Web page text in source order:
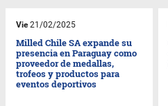
Vie21/02/2025
Milled Chile SA expande su
presencia en Paraguay como
proveedor de medallas,
trofeos y productos para
eventos deportivos